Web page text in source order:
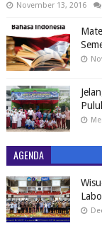
November 13, 2016
AGENDA